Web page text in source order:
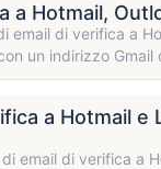
a Hotmail,
email di verifica a
un indirizzo Gmail
a Hotmail
email di verifica a